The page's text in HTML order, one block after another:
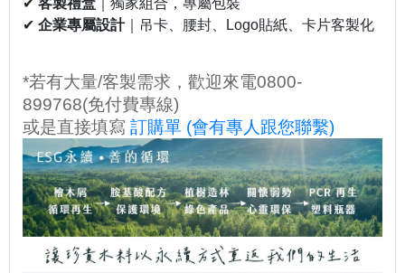
✔ 客製禮盒 ｜獨家組合，專屬包裝
✔ 企業專屬設計｜吊卡、腰封、Logo貼紙、卡片客製化
*若有大量/客製需求，歡迎來電0800-
899768(免付費專線)
或是直接填寫 訂購單 (會有專人跟您聯繫)